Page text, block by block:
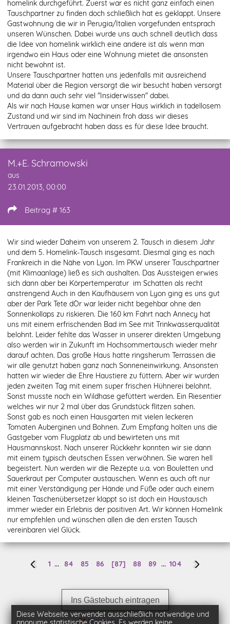
homelink durchgeführt. Zuerst war es nicht ganz einfach einen
Tauschpartner zu finden doch schließlich hat es geklappt. Unsere
Gastwohnung die wir in Perugia/Italien vorgefunden entsprach
unseren Wünschen. Dabei wurde uns auch schnell deutlich dass
die Idee von homelink wirklich eine andere ist als wenn man
irgendwo ein Haus oder eine Wohnung mietet die ansonsten
nicht bewohnt ist.
Unsere Tauschpartner hatten uns jedenfalls mit ausreichend
Material über die Region versorgt die wir besucht haben versorgt
und da dann auch sehr viel "Insiderwissen" dabei.
Als wir nach Hause kamen war unser Haus wirklich in tadellosem
Zustand und wir sind im Nachinein froh dass wir dieses
Vertrauen aufgebracht haben dass es für diese Idee braucht.
M.+E. Schramowski
aus
23.01.2013, 00:00
Beitrag # 163
Wir sind wieder Daheim von unserem 2. Tausch in diesem Jahr
und dem 5. Homelink-Tausch insgesamt. Diesmal ging es nach
Frankreich in die Nähe von Lyon. Im PKW unserer Tauschpartner
(mit Klimaanlage) ließ es sich aushalten. Das Aussteigen erwies
sich dann aber bei Körpertemperatur  im Schatten als recht
anstrengend Auch in den Kaufhäusern von Lyon ging es uns gut
aber der Park Tete dÒr war leider nicht begehbar ohne den
Sonnenkollaps zu riskieren. Die 160 km Fahrt nach Annecy hat
uns mit einem erfrischenden Bad im See mit Trinkwasserqualität
belohnt. Leider fehlte das Wasser in unserer direkten Umgebung
also werden wir in Zukunft im Hochsommertausch wieder mehr
darauf achten. Das große Haus hatte ringsherum Terrassen die
wir alle genutzt haben ganz nach Sonneneinwirkung. Ansonsten
hatten wir wieder die Ehre Haustiere zu füttern. Aber wir wurden
jeden zweiten Tag mit einem super frischen Hühnerei belohnt.
Sonst musste noch ein Wildhase gefüttert werden. Ein Riesentier
welches wir nur 2 mal über das Grundstück flitzen sahen.
Sonst gab es noch einen Hausgarten mit vielen leckeren
Tomaten Auberginen und Bohnen. Zum Empfang holten uns die
Gastgeber vom Flugplatz ab und bewirteten uns mit
Hausmannskost. Nach unserer Rückkehr konnten wir sie dann
mit einem typisch deutschen Essen verwöhnen. Sie waren hell
begeistert. Nun werden wir die Rezepte u.a. von Bouletten und
Sauerkraut per Computer austauschen. Wenn es auch oft nur
mit einer Verständigung per Hände und Füße oder auch einem
kleinen Taschenübersetzer klappt so ist doch ein Haustausch
immer wieder ein Erlebnis der positiven Art. Wir können Homelink
nur empfehlen und wünschen allen die den ersten Tausch
vereinbaren viel Glück.
1 ... 84 85 86 [87] 88 89 ... 104
Ins Gästebuch eintragen
Datenschutzerklärung
Diese Webseite verwendet ausschließlich notwendige und
anonyme statistische Cookies. Es werden keine